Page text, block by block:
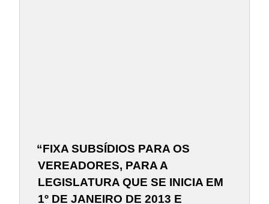
“FIXA SUBSÍDIOS PARA OS
VEREADORES, PARA A
LEGISLATURA QUE SE INICIA EM
1º DE JANEIRO DE 2013 E